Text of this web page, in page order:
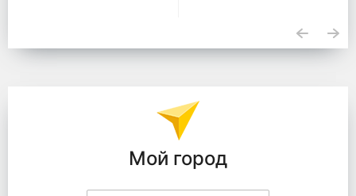
Мой город